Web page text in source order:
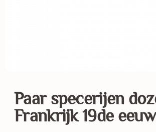
Paar specerijen
Frankrijk 19de eeuw